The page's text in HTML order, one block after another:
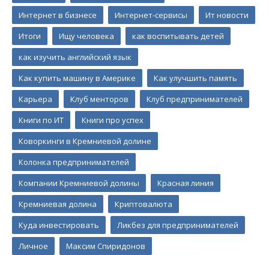
Интернет в бизнесе
Интернет-сервисы
Ит новости
Итоги
Ищу человека
как воспитывать детей
как изучить английский язык
Как купить машину в Америке
Как улучшить память
Карьера
Клуб менторов
Клуб предпринимателей
Книги по ИТ
Книги про успех
Коворкинги в Кремниевой долине
Колонка предпринимателей
Компании Кремниевой долины
Красная линия
Кремниевая долина
Криптовалюта
Куда инвестировать
Ликбез для предпринимателей
Личное
Максим Спиридонов